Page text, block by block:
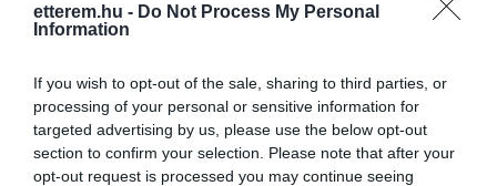
etterem.hu - Do Not Process My Personal
Information
If you wish to opt-out of the sale, sharing to third parties, or
processing of your personal or sensitive information for
targeted advertising by us, please use the below opt-out
section to confirm your selection. Please note that after your
opt-out request is processed you may continue seeing